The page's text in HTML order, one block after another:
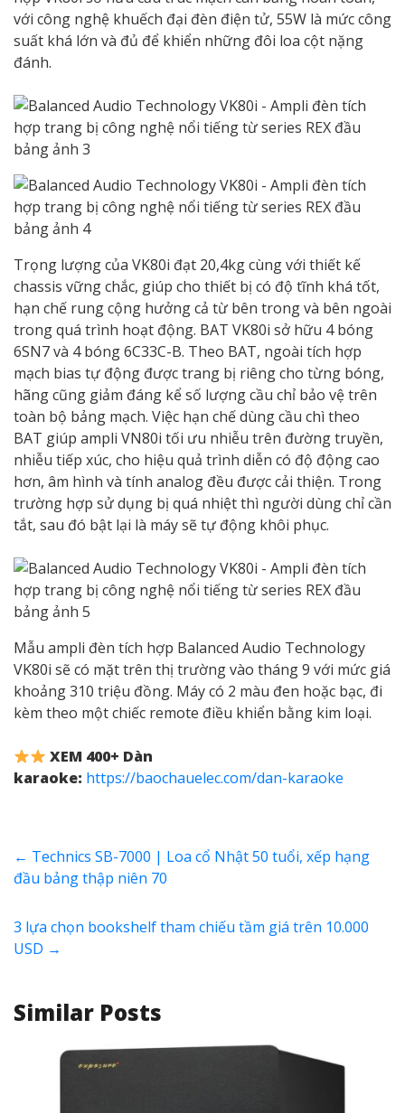
với công nghệ khuếch đại đèn điện tử, 55W là mức công
suất khá lớn và đủ để khiển những đôi loa cột nặng
đánh.
Trọng lượng của VK80i đạt 20,4kg cùng với thiết kế
chassis vững chắc, giúp cho thiết bị có độ tĩnh khá tốt,
hạn chế rung cộng hưởng cả từ bên trong và bên ngoài
trong quá trình hoạt động. BAT VK80i sở hữu 4 bóng
6SN7 và 4 bóng 6C33C-B. Theo BAT, ngoài tích hợp
mạch bias tự động được trang bị riêng cho từng bóng,
hãng cũng giảm đáng kể số lượng cầu chỉ bảo vệ trên
toàn bộ bảng mạch. Việc hạn chế dùng cầu chì theo
BAT giúp ampli VN80i tối ưu nhiễu trên đường truyền,
nhiễu tiếp xúc, cho hiệu quả trình diễn có độ động cao
hơn, âm hình và tính analog đều được cải thiện. Trong
trường hợp sử dụng bị quá nhiệt thì người dùng chỉ cần
tắt, sau đó bật lại là máy sẽ tự động khôi phục.
Mẫu ampli đèn tích hợp Balanced Audio Technology
VK80i sẽ có mặt trên thị trường vào tháng 9 với mức giá
khoảng 310 triệu đồng. Máy có 2 màu đen hoặc bạc, đi
kèm theo một chiếc remote điều khiển bằng kim loại.
XEM 400+ Dàn
karaoke: https://baochauelec.com/dan-karaoke
← Technics SB-7000 | Loa cổ Nhật 50 tuổi, xếp hạng
đầu bảng thập niên 70
3 lựa chọn bookshelf tham chiếu tầm giá trên 10.000
USD →
Similar Posts